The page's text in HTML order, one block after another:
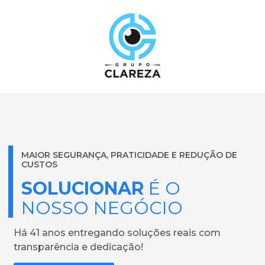
MAIOR SEGURANÇA, PRATICIDADE E REDUÇÃO DE
CUSTOS
SOLUCIONAR É O
NOSSO NEGÓCIO
Há 41 anos entregando soluções reais com
transparência e dedicação!